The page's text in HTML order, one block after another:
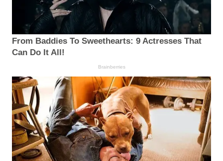
From Baddies To Sweethearts: 9 Actresses That
Can Do It All!
Brainberries